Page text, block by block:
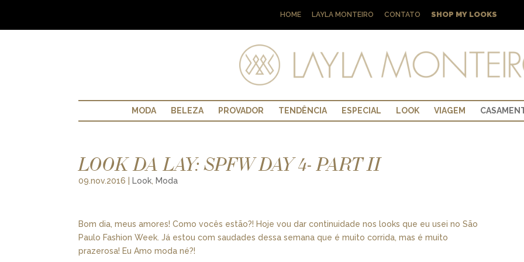
HOME LAYLA MONTEIRO CONTATO SHOP MY LOOKS
MODA BELEZA PROVADOR TENDÊNCIA ESPECIAL LOOK VIAGEM
LOOK DA LAY: SPFW DAY 4- PART II
09.nov.2016 Look, Moda
Bom dia, meus amores! Como vocês estão?! Hoje vou dar continuidade nos looks que eu usei no São
Paulo Fashion Week. Já estou com saudades dessa semana que é muito corrida, mas é muito
prazerosa! Eu Amo moda né?!